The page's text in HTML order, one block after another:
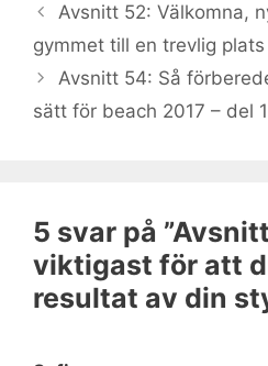
Avsnitt 52: Välkomna,
gymmet till en trevlig
Avsnitt 54: Så
sätt för beach 2017 – del 1
5 svar på
viktigast för att
resultat av din